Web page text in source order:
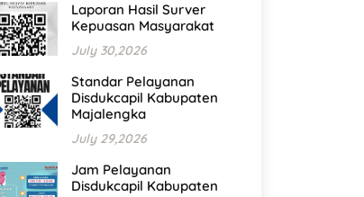
Laporan Hasil Surver
Kepuasan Masyarakat
July 30,2026
Standar Pelayanan
Disdukcapil Kabupaten
Majalengka
July 29,2026
Jam Pelayanan
Disdukcapil Kabupaten